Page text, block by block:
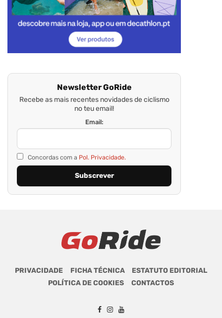
Newsletter GoRide
Recebe as mais recentes novidades de ciclismo
no teu email!
Email:
Concordas com a Pol. Privacidade.
PRIVACIDADE FICHA TÉCNICA
ESTATUTO EDITORIAL
POLÍTICA DE COOKIES
CONTACTOS